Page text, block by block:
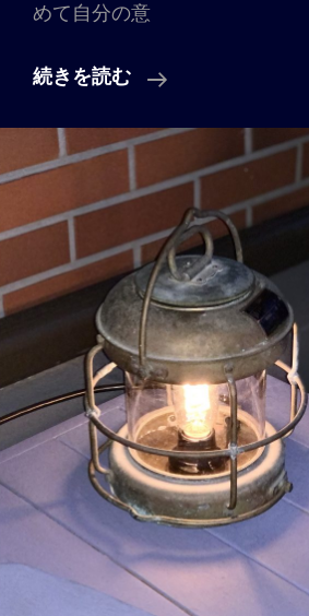
めて自分の意
続きを読む
Vol.
「会
社
か
ら
の
オ
フ
グ
リ
ッ
ド」